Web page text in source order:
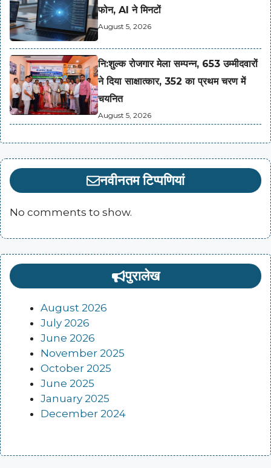
फोन, AI ने मिनटों
August 5, 2026
नि:शुल्क रोजगार मेला सम्पन्न, 653 उम्मीदवारों
ने दिया साक्षात्कार, 352 का प्रथम चरण में
चयनित
August 5, 2026
नवीनतम टिप्पणियां
No comments to show.
पुरालेख
August 2026
July 2026
June 2026
November 2025
October 2025
June 2025
January 2025
December 2024